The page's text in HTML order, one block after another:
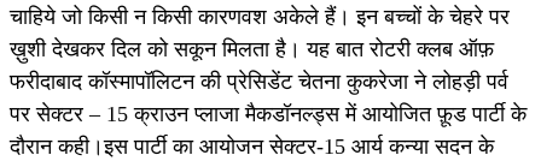
चाहिये जो किसी न किसी कारणवश अकेले हैं। इन बच्चों के चेहरे पर
ख़ुशी देखकर दिल को सकून मिलता है। यह बात रोटरी क्लब ऑफ़
फरीदाबाद कॉस्मापॉलिटन की प्रेसिडेंट चेतना कुकरेजा ने लोहड़ी पर्व
पर सेक्टर – 15 क्राउन प्लाजा मैकडॉनल्ड्स में आयोजित फ़ूड पार्टी के
दौरान कही।इस पार्टी का आयोजन सेक्टर-15 आर्य कन्या सदन के